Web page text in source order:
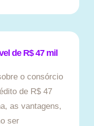
de R$ 47 mil
o consórcio
de R$ 47
as vantagens,
ser